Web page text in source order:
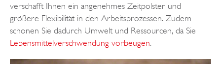
verschafft Ihnen ein angenehmes Zeitpolster und
größere Flexibilität in den Arbeitsprozessen. Zudem
schonen Sie dadurch Umwelt und Ressourcen, da Sie
Lebensmittelverschwendung vorbeugen.